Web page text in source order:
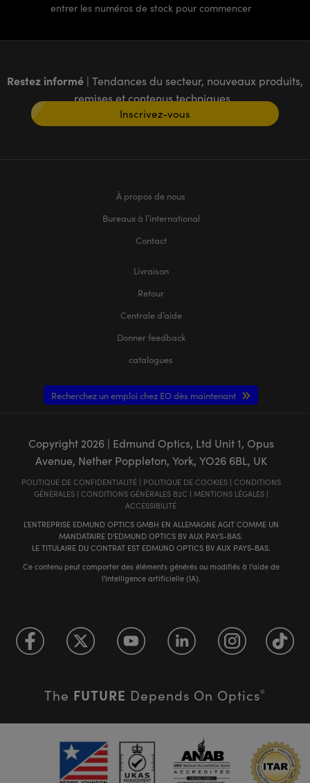
entrer les numéros de stock pour commencer
Restez informé | Tendances du secteur, nouveaux produits,
remises et contenus techniques
Inscrivez-vous
À propos de nous
Bureaux à l’international
Contact
Livraison
Retour
Centrale d’aide
Donner feedback
catalogues
Recherchez un emploi chez EO dès maintenant
Copyright 2026| Edmund Optics, Ltd Unit 1, Opus
Avenue, Nether Poppleton, York, YO26 6BL, UK
POLITIQUE DE CONFIDENTIALITÉ| POLITIQUE DE COOKIES| CONDITIONS
GÉNÈRALES| CONDITIONS GÉNÈRALES B2C | MENTIONS LÉGALES|
ACCESSIBILITÉ
L'ENTREPRISE EDMUND OPTICS GMBH EN ALLEMAGNE AGIT COMME UN
MANDATAIRE D'EDMUND OPTICS BV AUX PAYS-BAS.
LE TITULAIRE DU CONTRAT EST EDMUND OPTICS BV AUX PAYS-BAS.
Ce contenu peut comporter des éléments générés ou modifiés à l'aide de
l'intelligence artificielle (IA).
The FUTURE Depends On Optics®